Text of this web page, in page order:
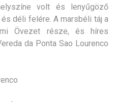
volt és lenyűgöző
déli felére. A marsbéli táj a
Övezet része, és híres
da Ponta Sao Lourenco